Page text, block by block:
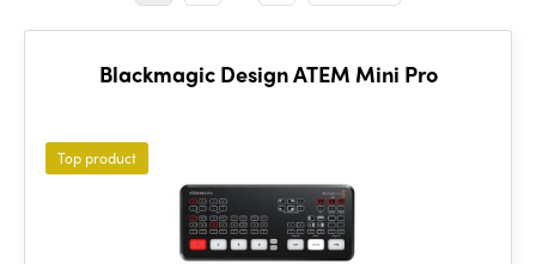
Blackmagic Design ATEM Mini Pro
Top product